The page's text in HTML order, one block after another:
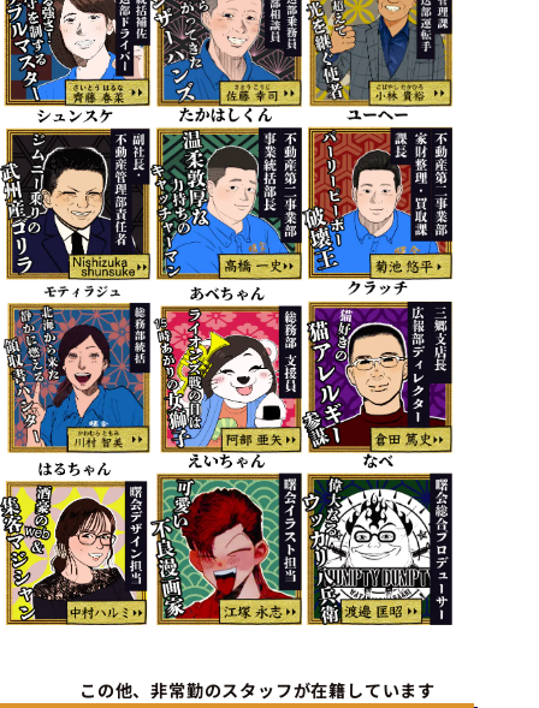
この他、非常勤のスタッフが在籍しています